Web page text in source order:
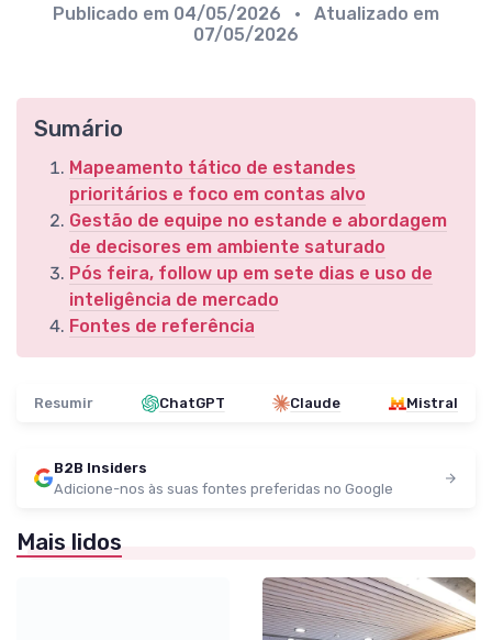
Publicado em 04/05/2026
• Atualizado em
07/05/2026
Sumário
Mapeamento tático de estandes
prioritários e foco em contas alvo
Gestão de equipe no estande e abordagem
de decisores em ambiente saturado
Pós feira, follow up em sete dias e uso de
inteligência de mercado
Fontes de referência
Resumir ChatGPT Claude Mistral
B2B Insiders
Adicione-nos às suas fontes preferidas no Google
Mais lidos